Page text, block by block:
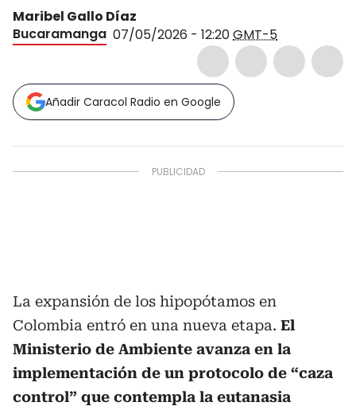
Maribel Gallo Díaz
Bucaramanga 07/05/2026 - 12:20GMT-5
Añadir Caracol Radio en Google
La expansión de los hipopótamos en
Colombia entró en una nueva etapa. El
Ministerio de Ambiente avanza en la
implementación de un protocolo de “caza
control” que contempla la eutanasia